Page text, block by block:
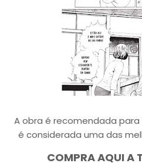
A obra é recomendada
é considerada uma das
COMPRA AQUI A